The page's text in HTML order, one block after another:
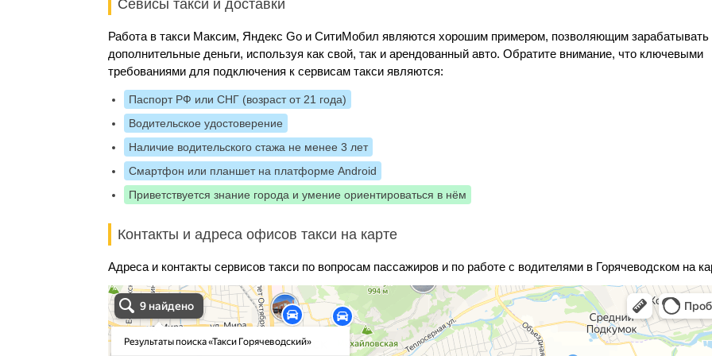
Севисы такси и доставки
Работа в такси Максим, Яндекс Go и СитиМобил являются хорошим примером, позволяющим зарабатывать
дополнительные деньги, используя как свой, так и арендованный авто. Обратите внимание, что ключевыми
требованиями для подключения к сервисам такси являются:
Паспорт РФ или СНГ (возраст от 21 года)
Водительское удостоверение
Наличие водительского стажа не менее 3 лет
Смартфон или планшет на платформе Android
Приветствуется знание города и умение ориентироваться в нём
Контакты и адреса офисов такси на карте
Адреса и контакты сервисов такси по вопросам пассажиров и по работе с водителями в Горячеводском на